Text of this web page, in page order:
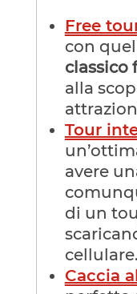
Free
con
classico
alla
Tour
avere
di un
cellulare.
Caccia